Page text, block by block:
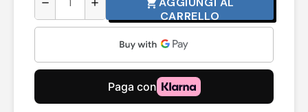
remove add shopping_cart
CARRELLO